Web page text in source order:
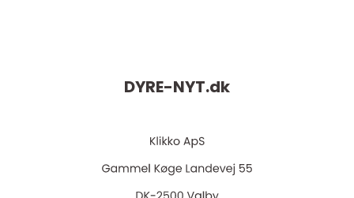
DYRE-NYT.dk